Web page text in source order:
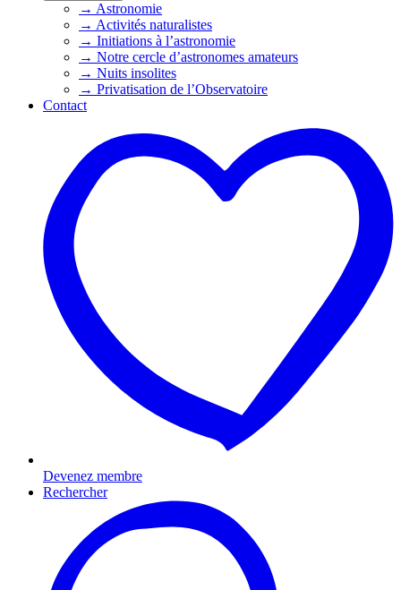
→ Astronomie
→ Activités naturalistes
→ Initiations à l’astronomie
→ Notre cercle d’astronomes amateurs
→ Nuits insolites
→ Privatisation de l’Observatoire
Contact
Devenez membre
Rechercher